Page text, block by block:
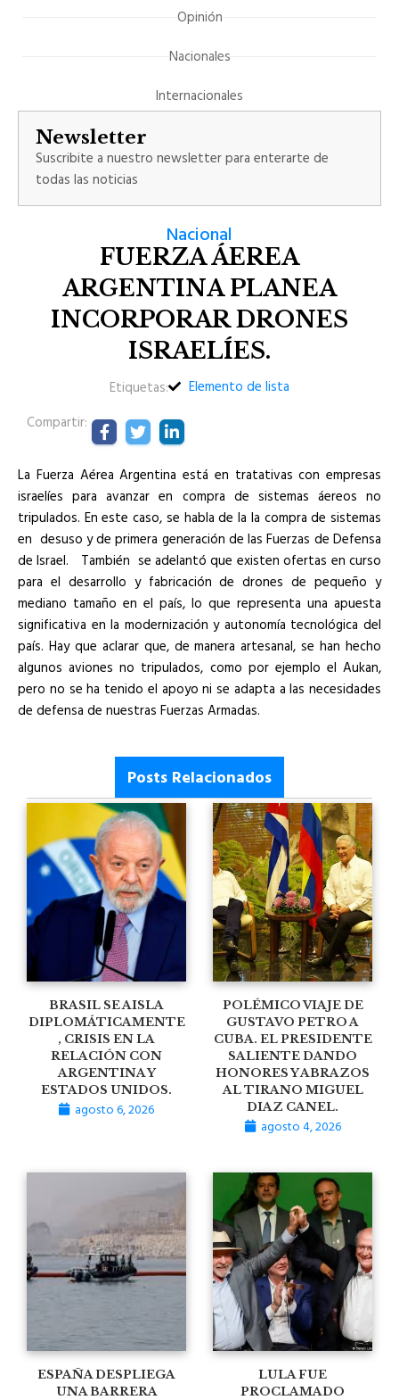
Nacional
FUERZA ÁEREA
ARGENTINA PLANEA
INCORPORAR DRONES
ISRAELÍES.
Etiquetas:
Elemento de lista
Compartir:
La Fuerza Aérea Argentina está en tratativas con empresas
israelíes para avanzar en compra de sistemas áereos no
tripulados. En este caso, se habla de la la compra de sistemas
en desuso y de primera generación de las Fuerzas de Defensa
de Israel. También se adelantó que existen ofertas en curso
para el desarrollo y fabricación de drones de pequeño y
mediano tamaño en el país, lo que representa una apuesta
significativa en la modernización y autonomía tecnológica del
país. Hay que aclarar que, de manera artesanal, se han hecho
algunos aviones no tripulados, como por ejemplo el Aukan,
pero no se ha tenido el apoyo ni se adapta a las necesidades
de defensa de nuestras Fuerzas Armadas.
Posts Relacionados
BRASIL SE AISLA
DIPLOMÁTICAMENTE
, CRISIS EN LA
RELACIÓN CON
ARGENTINA Y
ESTADOS UNIDOS.
agosto 6, 2026
POLÉMICO VIAJE DE
GUSTAVO PETRO A
CUBA. EL PRESIDENTE
SALIENTE DANDO
HONORES Y ABRAZOS
AL TIRANO MIGUEL
DIAZ CANEL.
agosto 4, 2026
ESPAÑA DESPLIEGA
UNA BARRERA
LULA FUE
PROCLAMADO
Opinión
Nacionales
Internacionales
Newsletter
Suscribite a nuestro newsletter para enterarte de
todas las noticias